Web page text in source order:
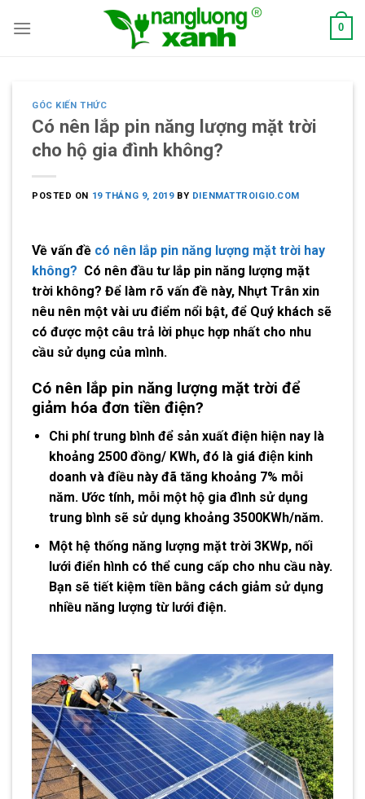
0
GÓC KIẾN THỨC
Có nên lắp pin năng lượng mặt trời
cho hộ gia đình không?
POSTED ON 19 THÁNG 9, 2019BY DIENMATTROIGIO.COM
Về vấn đề có nên lắp pin năng lượng mặt trời hay
không? Có nên đầu tư lắp pin năng lượng mặt
trời không? Để làm rõ vấn đề này, Nhựt Trân xin
nêu nên một vài ưu điểm nổi bật, để Quý khách sẽ
có được một câu trả lời phục hợp nhất cho nhu
cầu sử dụng của mình.
Có nên lắp pin năng lượng mặt trời để
giảm hóa đơn tiền điện?
Chi phí trung bình để sản xuất điện hiện nay là
khoảng 2500 đồng/ KWh, đó là giá điện kinh
doanh và điều này đã tăng khoảng 7% mỗi
năm. Ước tính, mỗi một hộ gia đình sử dụng
trung bình sẽ sử dụng khoảng 3500KWh/năm.
Một hệ thống năng lượng mặt trời 3KWp, nối
lưới điển hình có thể cung cấp cho nhu cầu này.
Bạn sẽ tiết kiệm tiền bằng cách giảm sử dụng
nhiều năng lượng từ lưới điện.